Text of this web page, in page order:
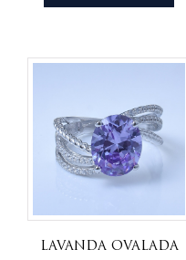
marquesa
lavanda ovalada